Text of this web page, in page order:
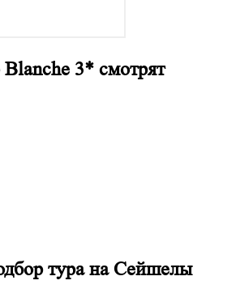
3* смотрят
тура на Сейшелы